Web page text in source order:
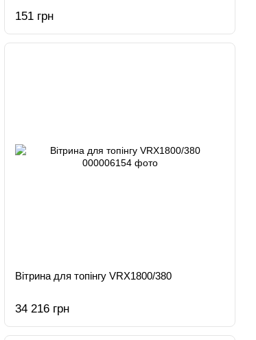
151 грн
Вітрина для топінгу VRX1800/380
34 216 грн